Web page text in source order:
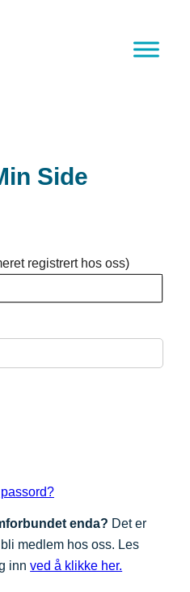
Side
registrert hos oss)
enda? Det er
medlem hos oss. Les
innved å klikke her.